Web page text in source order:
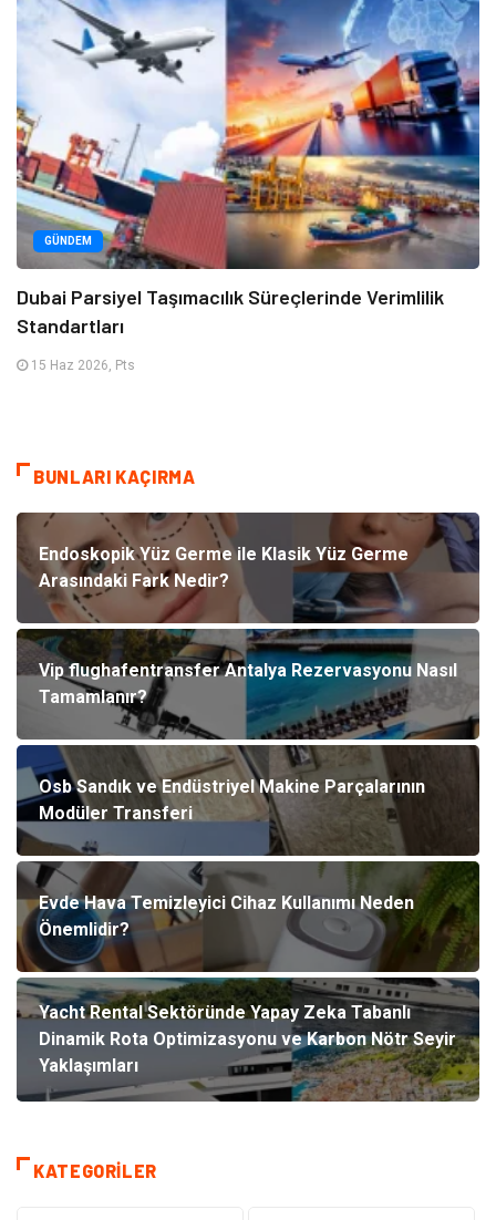
GÜNDEM
Dubai Parsiyel Taşımacılık Süreçlerinde Verimlilik
Standartları
15 Haz 2026, Pts
BUNLARI KAÇIRMA
Endoskopik Yüz Germe ile Klasik Yüz Germe
Arasındaki Fark Nedir?
Vip flughafentransfer Antalya Rezervasyonu Nasıl
Tamamlanır?
Osb Sandık ve Endüstriyel Makine Parçalarının
Modüler Transferi
Evde Hava Temizleyici Cihaz Kullanımı Neden
Önemlidir?
Yacht Rental Sektöründe Yapay Zeka Tabanlı
Dinamik Rota Optimizasyonu ve Karbon Nötr Seyir
Yaklaşımları
KATEGORILER